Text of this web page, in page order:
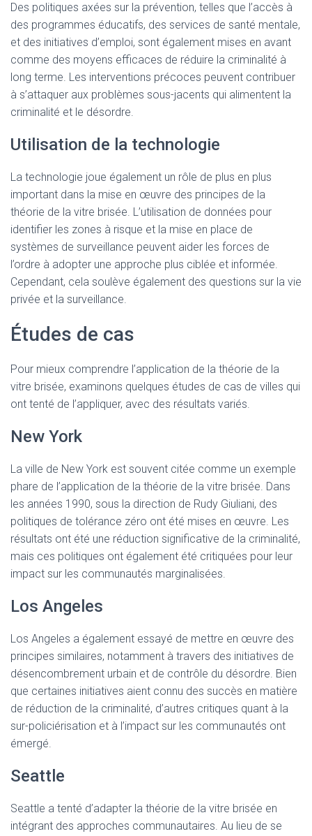
Des politiques axées sur la prévention, telles que l’accès à
des programmes éducatifs, des services de santé mentale,
et des initiatives d’emploi, sont également mises en avant
comme des moyens efficaces de réduire la criminalité à
long terme. Les interventions précoces peuvent contribuer
à s’attaquer aux problèmes sous-jacents qui alimentent la
criminalité et le désordre.
Utilisation de la technologie
La technologie joue également un rôle de plus en plus
important dans la mise en œuvre des principes de la
théorie de la vitre brisée. L’utilisation de données pour
identifier les zones à risque et la mise en place de
systèmes de surveillance peuvent aider les forces de
l’ordre à adopter une approche plus ciblée et informée.
Cependant, cela soulève également des questions sur la vie
privée et la surveillance.
Études de cas
Pour mieux comprendre l’application de la théorie de la
vitre brisée, examinons quelques études de cas de villes qui
ont tenté de l’appliquer, avec des résultats variés.
New York
La ville de New York est souvent citée comme un exemple
phare de l’application de la théorie de la vitre brisée. Dans
les années 1990, sous la direction de Rudy Giuliani, des
politiques de tolérance zéro ont été mises en œuvre. Les
résultats ont été une réduction significative de la criminalité,
mais ces politiques ont également été critiquées pour leur
impact sur les communautés marginalisées.
Los Angeles
Los Angeles a également essayé de mettre en œuvre des
principes similaires, notamment à travers des initiatives de
désencombrement urbain et de contrôle du désordre. Bien
que certaines initiatives aient connu des succès en matière
de réduction de la criminalité, d’autres critiques quant à la
sur-policiérisation et à l’impact sur les communautés ont
émergé.
Seattle
Seattle a tenté d’adapter la théorie de la vitre brisée en
intégrant des approches communautaires. Au lieu de se